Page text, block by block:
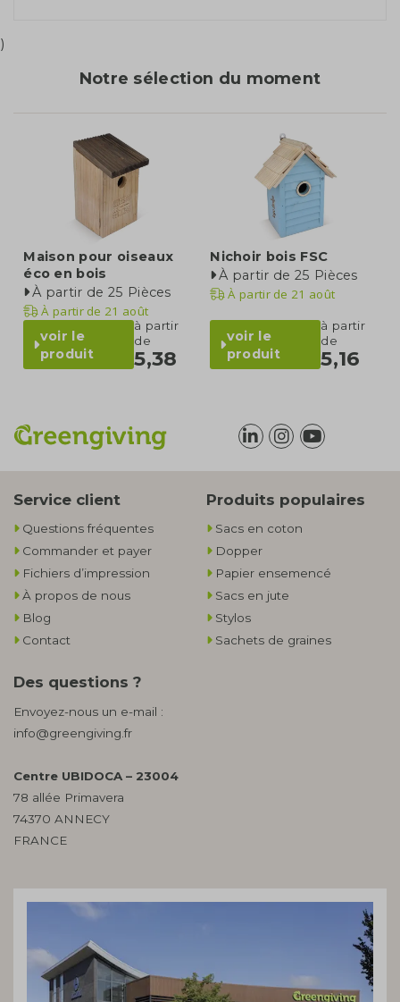
)
Notre sélection du moment
Maison pour oiseaux
éco en bois
À partir de 25 Pièces
À partir de 21 août
voir le
produit
à partir
de
5,38
Nichoir bois FSC
À partir de 25 Pièces
À partir de 21 août
voir le
produit
à partir
de
5,16
Service client
Questions fréquentes
Commander et payer
Fichiers d’impression
À propos de nous
Blog
Contact
Produits populaires
Sacs en coton
Dopper
Papier ensemencé
Sacs en jute
Stylos
Sachets de graines
Des questions ?
Envoyez-nous un e-mail :
info@greengiving.fr
Centre UBIDOCA – 23004
78 allée Primavera
74370 ANNECY
FRANCE